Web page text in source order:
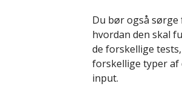
Du bør også
hvordan den skal
de forskellige
forskellige typer af
input.